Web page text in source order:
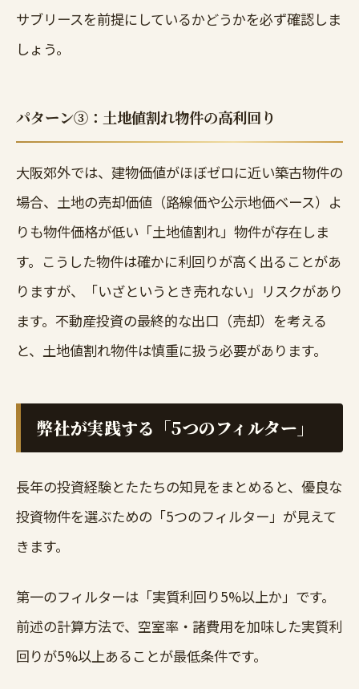
サブリースを前提にしているかどうかを必ず確認しま
しょう。
パターン③：土地値割れ物件の高利回り
大阪郊外では、建物価値がほぼゼロに近い築古物件の
場合、土地の売却価値（路線価や公示地価ベース）よ
りも物件価格が低い「土地値割れ」物件が存在しま
す。こうした物件は確かに利回りが高く出ることがあ
りますが、「いざというとき売れない」リスクがあり
ます。不動産投資の最終的な出口（売却）を考える
と、土地値割れ物件は慎重に扱う必要があります。
弊社が実践する「5つのフィルター」
長年の投資経験とたたちの知見をまとめると、優良な
投資物件を選ぶための「5つのフィルター」が見えて
きます。
第一のフィルターは「実質利回り5%以上か」です。
前述の計算方法で、空室率・諸費用を加味した実質利
回りが5%以上あることが最低条件です。